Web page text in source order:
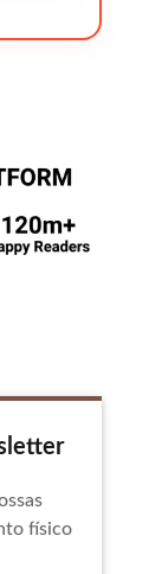
físico